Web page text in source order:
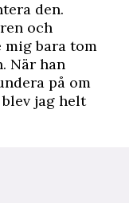
den.
och
mig bara tom
När han
på om
jag helt